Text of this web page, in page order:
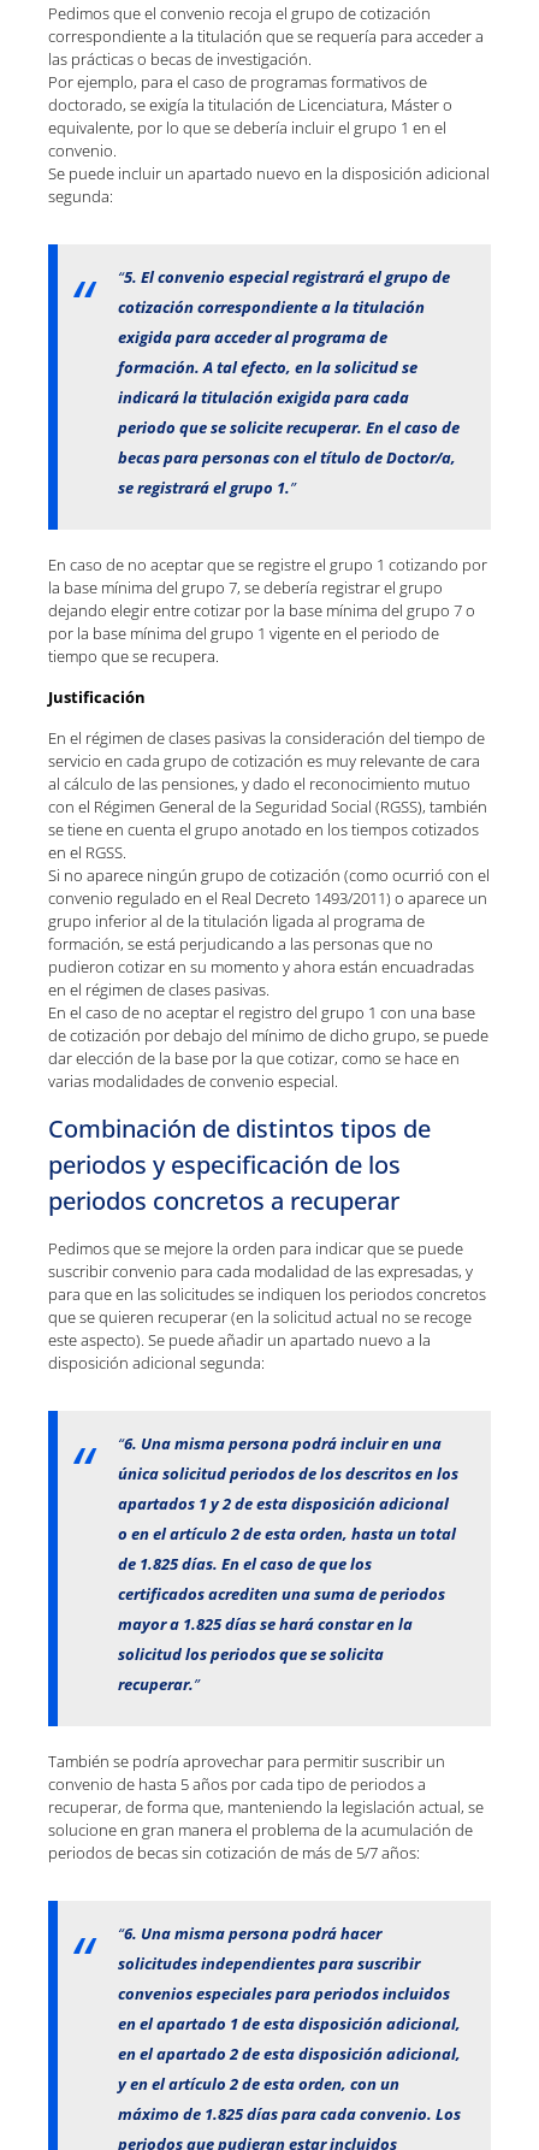
Pedimos que el convenio recoja el grupo de cotización
correspondiente a la titulación que se requería para acceder a
las prácticas o becas de investigación.
Por ejemplo, para el caso de programas formativos de
doctorado, se exigía la titulación de Licenciatura, Máster o
equivalente, por lo que se debería incluir el grupo 1 en el
convenio.
Se puede incluir un apartado nuevo en la disposición adicional
segunda:
“5. El convenio especial registrará el grupo de
cotización correspondiente a la titulación
exigida para acceder al programa de
formación. A tal efecto, en la solicitud se
indicará la titulación exigida para cada
periodo que se solicite recuperar. En el caso de
becas para personas con el título de Doctor/a,
se registrará el grupo 1.”
En caso de no aceptar que se registre el grupo 1 cotizando por
la base mínima del grupo 7, se debería registrar el grupo
dejando elegir entre cotizar por la base mínima del grupo 7 o
por la base mínima del grupo 1 vigente en el periodo de
tiempo que se recupera.
Justificación
En el régimen de clases pasivas la consideración del tiempo de
servicio en cada grupo de cotización es muy relevante de cara
al cálculo de las pensiones, y dado el reconocimiento mutuo
con el Régimen General de la Seguridad Social (RGSS), también
se tiene en cuenta el grupo anotado en los tiempos cotizados
en el RGSS.
Si no aparece ningún grupo de cotización (como ocurrió con el
convenio regulado en el Real Decreto 1493/2011) o aparece un
grupo inferior al de la titulación ligada al programa de
formación, se está perjudicando a las personas que no
pudieron cotizar en su momento y ahora están encuadradas
en el régimen de clases pasivas.
En el caso de no aceptar el registro del grupo 1 con una base
de cotización por debajo del mínimo de dicho grupo, se puede
dar elección de la base por la que cotizar, como se hace en
varias modalidades de convenio especial.
Combinación de distintos tipos de
periodos y especificación de los
periodos concretos a recuperar
Pedimos que se mejore la orden para indicar que se puede
suscribir convenio para cada modalidad de las expresadas, y
para que en las solicitudes se indiquen los periodos concretos
que se quieren recuperar (en la solicitud actual no se recoge
este aspecto). Se puede añadir un apartado nuevo a la
disposición adicional segunda:
“6. Una misma persona podrá incluir en una
única solicitud periodos de los descritos en los
apartados 1 y 2 de esta disposición adicional
o en el artículo 2 de esta orden, hasta un total
de 1.825 días. En el caso de que los
certificados acrediten una suma de periodos
mayor a 1.825 días se hará constar en la
solicitud los periodos que se solicita
recuperar.”
También se podría aprovechar para permitir suscribir un
convenio de hasta 5 años por cada tipo de periodos a
recuperar, de forma que, manteniendo la legislación actual, se
solucione en gran manera el problema de la acumulación de
periodos de becas sin cotización de más de 5/7 años:
“6. Una misma persona podrá hacer
solicitudes independientes para suscribir
convenios especiales para periodos incluidos
en el apartado 1 de esta disposición adicional,
en el apartado 2 de esta disposición adicional,
y en el artículo 2 de esta orden, con un
máximo de 1.825 días para cada convenio. Los
periodos que pudieran estar incluidos